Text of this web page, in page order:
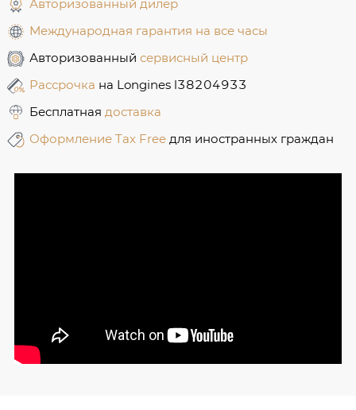
Авторизованный дилер
Международная гарантия на все часы
Авторизованный сервисный центр
Рассрочка на Longines l38204933
Бесплатная доставка
Оформление Tax Free для иностранных граждан